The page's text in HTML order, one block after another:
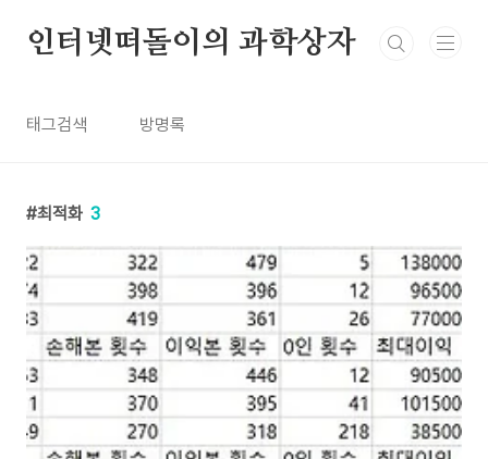
인터넷떠돌이의 과학상자
태그검색 방명록
최적화 3